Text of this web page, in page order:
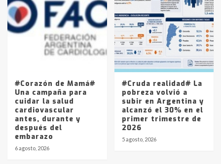
4
joven de Trenque Lauquen
Los precios de los combustibles en
La Pampa, desde YPF hasta Axion
entre 857 a 1338 pesos
#Corazón de Mamá#
Una campaña para
cuidar la salud
cardiovascular
antes, durante y
después del
embarazo
6 agosto, 2026
#Cruda realidad# La
pobreza volvió a
subir en Argentina y
alcanzó el 30% en el
primer trimestre de
2026
5 agosto, 2026